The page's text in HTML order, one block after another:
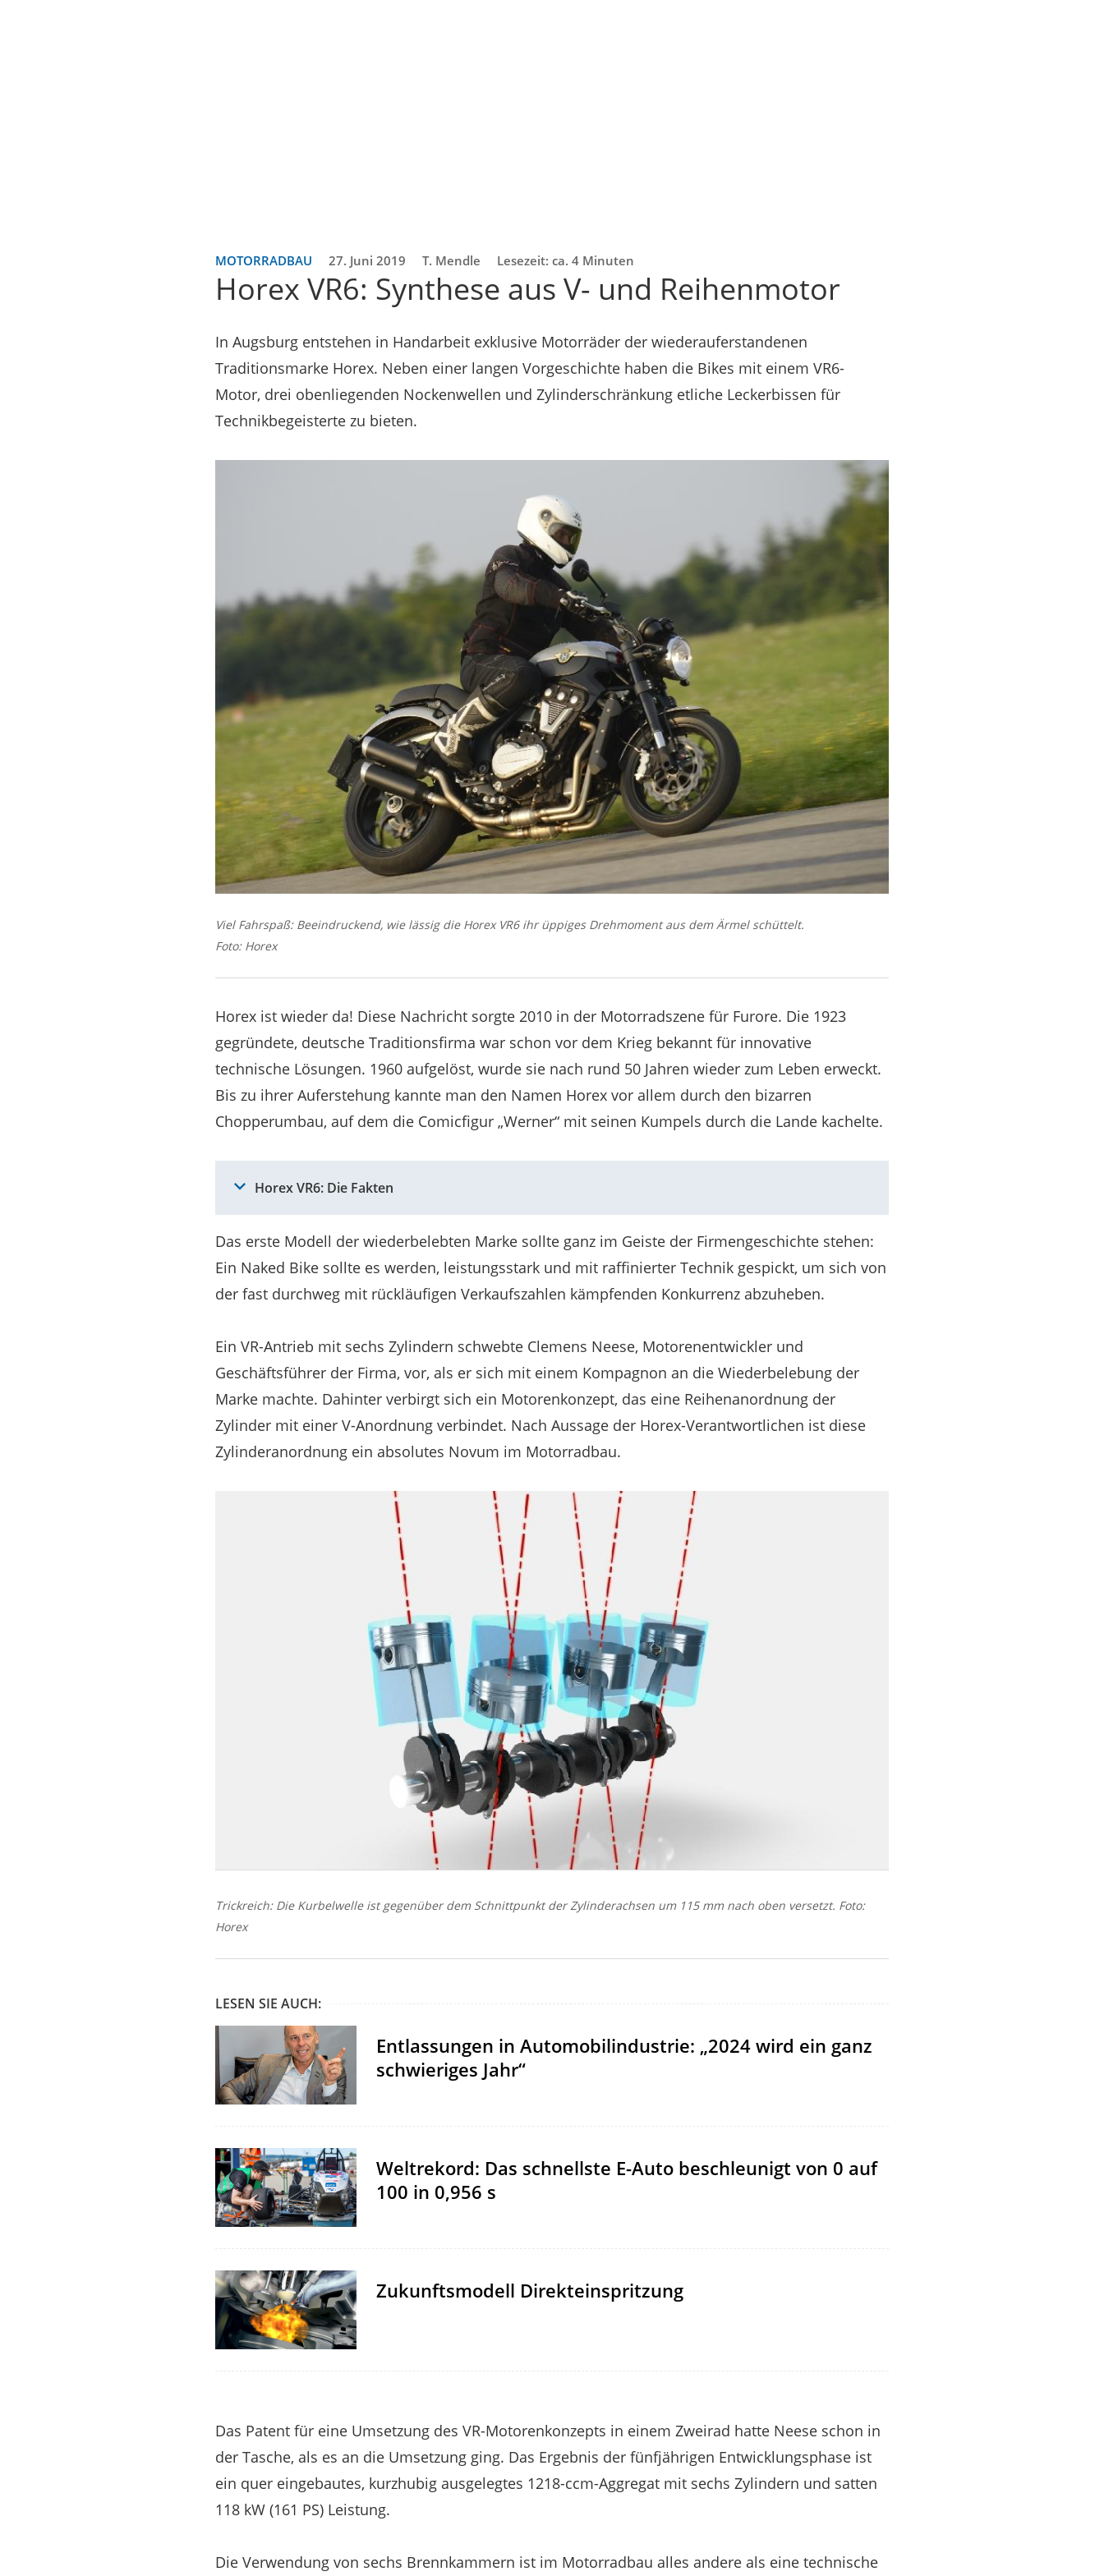
MOTORRADBAU 27. Juni 2019 T. Mendle Lesezeit: ca. 4 Minuten
Horex VR6: Synthese aus V- und Reihenmotor
In Augsburg entstehen in Handarbeit exklusive Motorräder der wiederauferstandenen
Traditionsmarke Horex. Neben einer langen Vorgeschichte haben die Bikes mit einem VR6-
Motor, drei obenliegenden Nockenwellen und Zylinderschränkung etliche Leckerbissen für
Technikbegeisterte zu bieten.
Viel Fahrspaß: Beeindruckend, wie lässig die Horex VR6 ihr üppiges Drehmoment aus dem Ärmel schüttelt.
Foto: Horex
Horex ist wieder da! Diese Nachricht sorgte 2010 in der Motorradszene für Furore. Die 1923
gegründete, deutsche Traditionsfirma war schon vor dem Krieg bekannt für innovative
technische Lösungen. 1960 aufgelöst, wurde sie nach rund 50 Jahren wieder zum Leben erweckt.
Bis zu ihrer Auferstehung kannte man den Namen Horex vor allem durch den bizarren
Chopperumbau, auf dem die Comicfigur „Werner“ mit seinen Kumpels durch die Lande kachelte.
Horex VR6: Die Fakten
Das erste Modell der wiederbelebten Marke sollte ganz im Geiste der Firmengeschichte stehen:
Ein Naked Bike sollte es werden, leistungsstark und mit raffinierter Technik gespickt, um sich von
der fast durchweg mit rückläufigen Verkaufszahlen kämpfenden Konkurrenz abzuheben.
Ein VR-Antrieb mit sechs Zylindern schwebte Clemens Neese, Motorenentwickler und
Geschäftsführer der Firma, vor, als er sich mit einem Kompagnon an die Wiederbelebung der
Marke machte. Dahinter verbirgt sich ein Motorenkonzept, das eine Reihenanordnung der
Zylinder mit einer V-Anordnung verbindet. Nach Aussage der Horex-Verantwortlichen ist diese
Zylinderanordnung ein absolutes Novum im Motorradbau.
Trickreich: Die Kurbelwelle ist gegenüber dem Schnittpunkt der Zylinderachsen um 115 mm nach oben versetzt. Foto:
Horex
LESEN SIE AUCH:
Entlassungen in Automobilindustrie: „2024 wird ein ganz
schwieriges Jahr“
Weltrekord: Das schnellste E-Auto beschleunigt von 0 auf
100 in 0,956 s
Zukunftsmodell Direkteinspritzung
Das Patent für eine Umsetzung des VR-Motorenkonzepts in einem Zweirad hatte Neese schon in
der Tasche, als es an die Umsetzung ging. Das Ergebnis der fünfjährigen Entwicklungsphase ist
ein quer eingebautes, kurzhubig ausgelegtes 1218-ccm-Aggregat mit sechs Zylindern und satten
118 kW (161 PS) Leistung.
Die Verwendung von sechs Brennkammern ist im Motorradbau alles andere als eine technische